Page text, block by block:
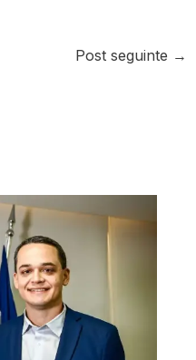
Post seguinte →